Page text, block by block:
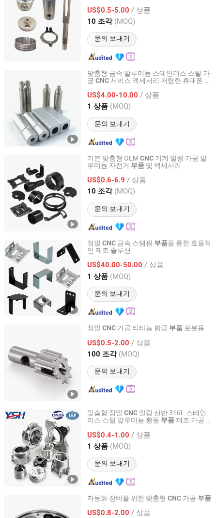
US$0.5-5.00 / 상품
10 조각 (MOQ)
문의 보내기
Jiangsu, China 이후 2025
맞춤형 금속 알루미늄 스테인리스 스틸 가
공 CNC 서비스 액세서리 저렴한 휴대폰
US$4.00-10.00 / 상품
1 상품 (MOQ)
문의 보내기
Suzhou Ecod Precision Manufacturing Co., Ltd.
Jiangsu, China 이후 2022
기본 맞춤형 OEM CNC 기계 밀링 가공 알
루미늄 자전거 부품 및 액세서리
US$0.6-6.9 / 상품
10 조각 (MOQ)
문의 보내기
Shenzhen Honvision Precision Technology Co., Ltd.
Guangdong, China 이후 2021
정밀 CNC 금속 스탬핑 부품을 통한 효율적
인 제조 솔루션
US$40.00-50.00 / 상품
1 상품 (MOQ)
문의 보내기
Jiangmen Yoco Co., Ltd.
Guangdong, China 이후 2014
정밀 CNC 가공 티타늄 합금 부품 로봇용
US$0.5-2.00 / 상품
100 조각 (MOQ)
문의 보내기
Dongguan Hanztek Metal & Plastic Co., Ltd.
Guangdong, China 이후 2025
맞춤형 정밀 CNC 밀링 선반 316L 스테인
리스 스틸 알루미늄 황동 부품제조 가공 서
US$0.4-1.00 / 상품
1 상품 (MOQ)
문의 보내기
Suzhou Yishihan Electromechanical Technology Co., Ltd.
Jiangsu, China 이후 2024
자동화 장비를 위한 맞춤형 CNC 가공 부품
US$0.8-2.00 / 상품
Dongguan Zongjin Hardware Products Co., Ltd.